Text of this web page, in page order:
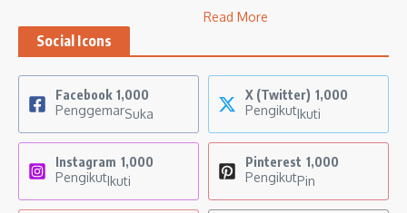
Read More
Social Icons
Facebook 1,000
PenggemarSuka
X (Twitter) 1,000
PengikutIkuti
Instagram 1,000
PengikutIkuti
Pinterest 1,000
PengikutPin